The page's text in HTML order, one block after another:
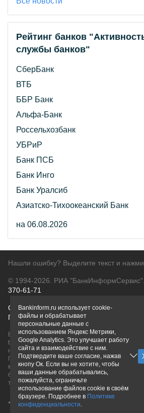
Рейтинг банков
службы банков"
СберБанк
ВТБ
ББР Банк
Альфа-Банк
Россельхозбанк
УБРиР
Банк ПСБ
Банк Инго
Банк Уралсиб
Азиатско-Тихоокеанский Банк
на 06.08.2026
Нашли ошибку? Выделите текст и
© 1994-2026. РИА "БанкИнформСервис".
370-61-71
О проектеПолитика конфиденциальности
Правовая информацияДля
Вся информация о продуктах банков,
bankinform.ru, носит исключительно
не является публичной офертой,
ГК РФ. Информация не содержит точного и
может быть изменена. Конечные условия
банков или при личном обращении.
товарные знаки принадлежит их
Bankinform.ru использует cookie-
файлы и обрабатывает
персональные данные с
использованием Яндекс Метрики,
Google Analytics. Это улучшает работу
сайта и взаимодействие с ним.
Подтвердите ваше согласие, нажав
кнопу Ок. Если вы не хотите, чтобы
ваши данные обрабатывались,
пожалуйста, ограничьте
использование файлов cookie в своём
браузере. Подробнее в Политике
конфиденциальности.